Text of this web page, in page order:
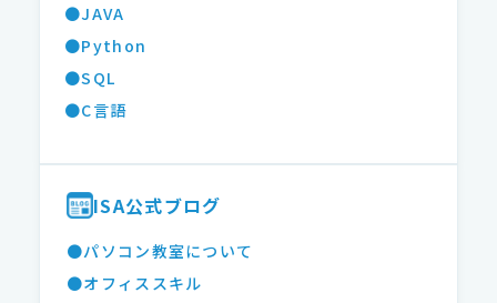
●JAVA
●Python
●SQL
●C言語
ISA公式ブログ
●パソコン教室について
●オフィススキル